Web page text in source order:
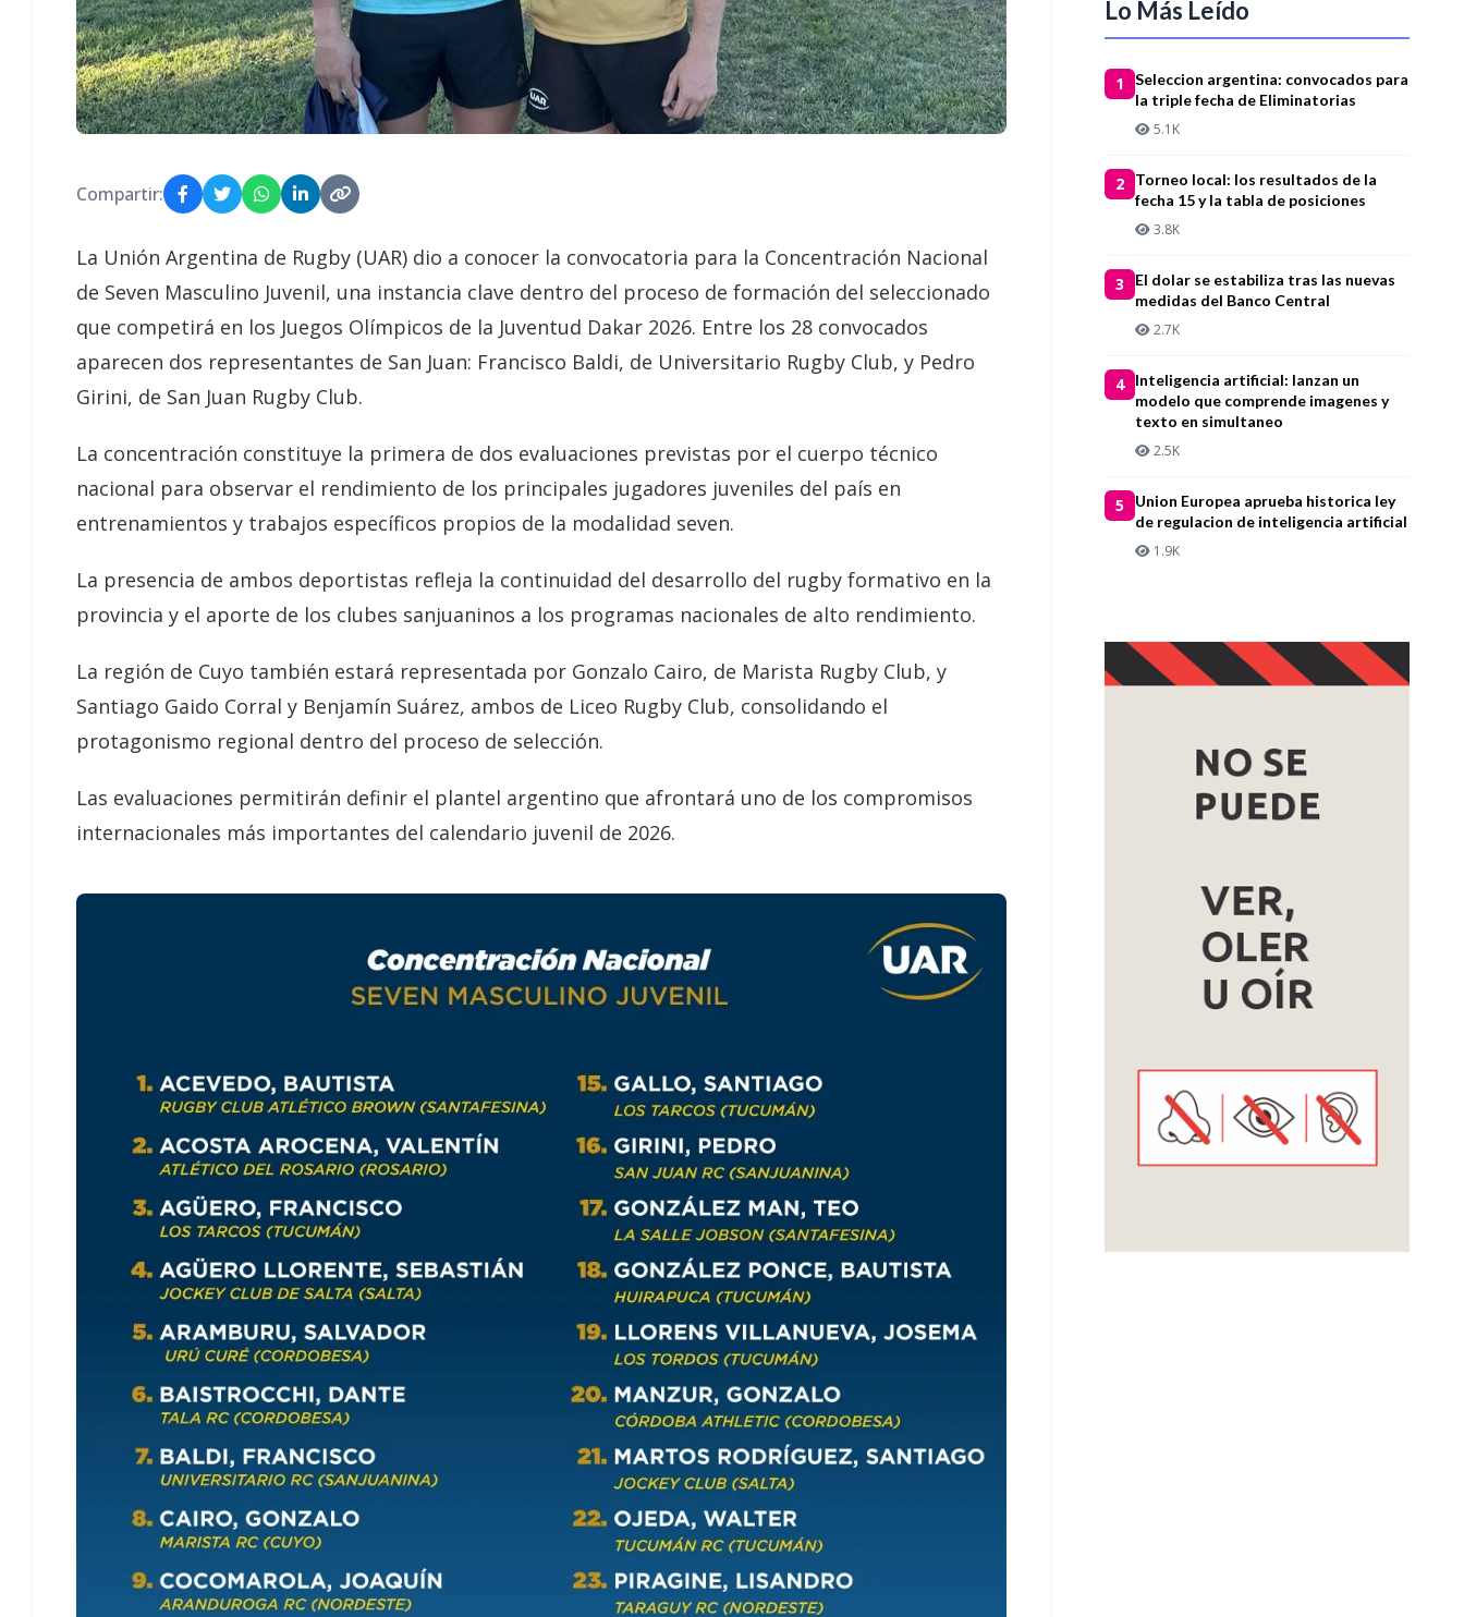
Compartir:
La Unión Argentina de Rugby (UAR) dio a conocer la convocatoria para la Concentración Nacional
de Seven Masculino Juvenil, una instancia clave dentro del proceso de formación del seleccionado
que competirá en los Juegos Olímpicos de la Juventud Dakar 2026. Entre los 28 convocados
aparecen dos representantes de San Juan: Francisco Baldi, de Universitario Rugby Club, y Pedro
Girini, de San Juan Rugby Club.
La concentración constituye la primera de dos evaluaciones previstas por el cuerpo técnico
nacional para observar el rendimiento de los principales jugadores juveniles del país en
entrenamientos y trabajos específicos propios de la modalidad seven.
La presencia de ambos deportistas refleja la continuidad del desarrollo del rugby formativo en la
provincia y el aporte de los clubes sanjuaninos a los programas nacionales de alto rendimiento.
La región de Cuyo también estará representada por Gonzalo Cairo, de Marista Rugby Club, y
Santiago Gaido Corral y Benjamín Suárez, ambos de Liceo Rugby Club, consolidando el
protagonismo regional dentro del proceso de selección.
Las evaluaciones permitirán definir el plantel argentino que afrontará uno de los compromisos
internacionales más importantes del calendario juvenil de 2026.
Lo Más Leído
1
Seleccion argentina: convocados para
la triple fecha de Eliminatorias
5.1K
2
Torneo local: los resultados de la
fecha 15 y la tabla de posiciones
3.8K
3
El dolar se estabiliza tras las nuevas
medidas del Banco Central
2.7K
4
Inteligencia artificial: lanzan un
modelo que comprende imagenes y
texto en simultaneo
2.5K
5
Union Europea aprueba historica ley
de regulacion de inteligencia artificial
1.9K